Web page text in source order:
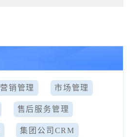
营销管理 市场管理
售后服务管理
集团公司CRM